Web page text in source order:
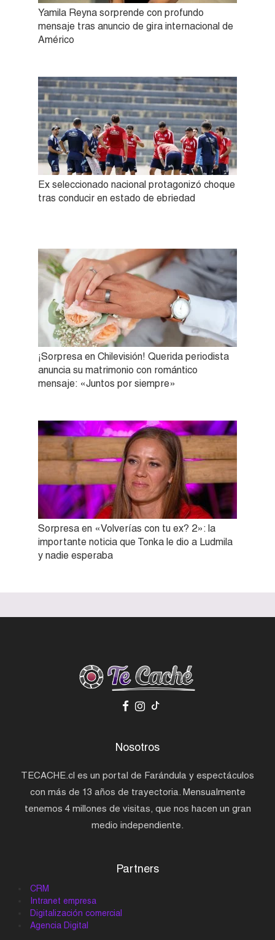
Yamila Reyna sorprende con profundo
mensaje tras anuncio de gira internacional de
Américo
Ex seleccionado nacional protagonizó choque
tras conducir en estado de ebriedad
¡Sorpresa en Chilevisión! Querida periodista
anuncia su matrimonio con romántico
mensaje: «Juntos por siempre»
Sorpresa en «Volverías con tu ex? 2»: la
importante noticia que Tonka le dio a Ludmila
y nadie esperaba
Nosotros
TECACHE.cl es un portal de Farándula y espectáculos
con más de 13 años de trayectoria. Mensualmente
tenemos 4 millones de visitas, que nos hacen un gran
medio independiente.
Partners
CRM
Intranet empresa
Digitalización comercial
Agencia Digital